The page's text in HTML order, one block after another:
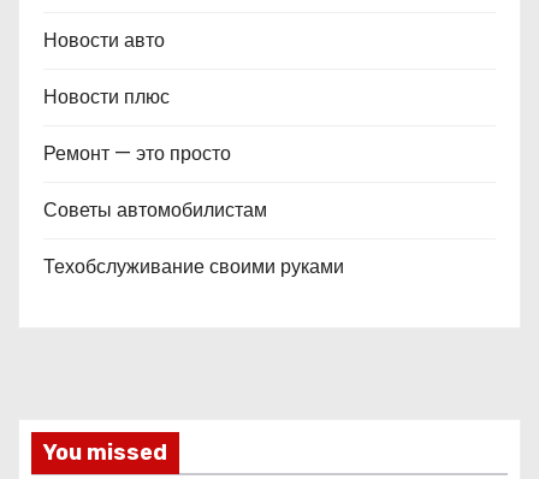
Новости авто
Новости плюс
Ремонт — это просто
Советы автомобилистам
Техобслуживание своими руками
You missed